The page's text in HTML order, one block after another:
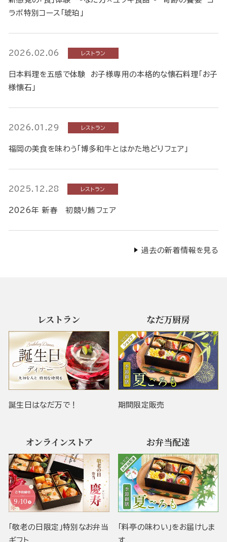
ラボ特別コース「琥珀」
2026.02.06 レストラン
日本料理を五感で体験 お子様専用の本格的な懐石料理「お子
様懐石」
2026.01.29 レストラン
福岡の美食を味わう「博多和牛とはかた地どりフェア」
2025.12.28 レストラン
2026年 新春 初競り鮪フェア
過去の新着情報を見る
レストラン
誕生日はなだ万で！
なだ万厨房
期間限定販売
オンラインストア
「敬老の日限定」特別なお弁当
ギフト
お弁当配達
「料亭の味わい」をお届けしま
す